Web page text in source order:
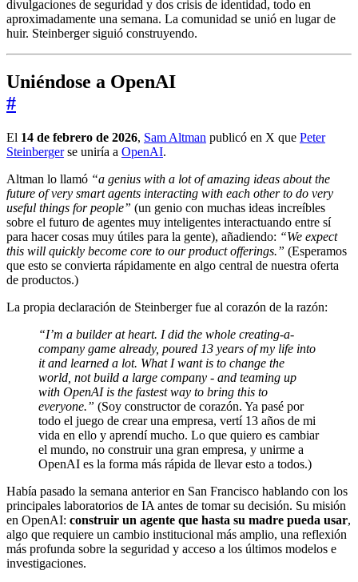
divulgaciones de seguridad y dos crisis de identidad, todo en
aproximadamente una semana. La comunidad se unió en lugar de
huir. Steinberger siguió construyendo.
Uniéndose a OpenAI
#
El 14 de febrero de 2026, Sam Altman publicó en X que Peter
Steinbergerse uniría a OpenAI.
Altman lo llamó “a genius with a lot of amazing ideas about the
future of very smart agents interacting with each other to do very
useful things for people” (un genio con muchas ideas increíbles
sobre el futuro de agentes muy inteligentes interactuando entre sí
para hacer cosas muy útiles para la gente), añadiendo: “We expect
this will quickly become core to our product offerings.” (Esperamos
que esto se convierta rápidamente en algo central de nuestra oferta
de productos.)
La propia declaración de Steinberger fue al corazón de la razón:
“I’m a builder at heart. I did the whole creating-a-
company game already, poured 13 years of my life into
it and learned a lot. What I want is to change the
world, not build a large company - and teaming up
with OpenAI is the fastest way to bring this to
everyone.” (Soy constructor de corazón. Ya pasé por
todo el juego de crear una empresa, vertí 13 años de mi
vida en ello y aprendí mucho. Lo que quiero es cambiar
el mundo, no construir una gran empresa, y unirme a
OpenAI es la forma más rápida de llevar esto a todos.)
Había pasado la semana anterior en San Francisco hablando con los
principales laboratorios de IA antes de tomar su decisión. Su misión
en OpenAI: construir un agente que hasta su madre pueda usar,
algo que requiere un cambio institucional más amplio, una reflexión
más profunda sobre la seguridad y acceso a los últimos modelos e
investigaciones.